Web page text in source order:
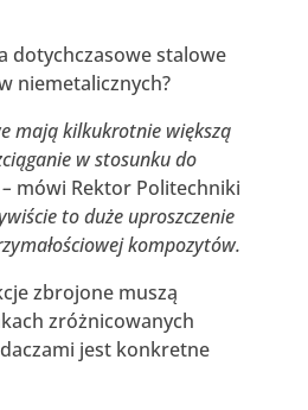
dotychczasowe stalowe
niemetalicznych?
mają kilkukrotnie większą
w stosunku do
mówi Rektor Politechniki
to duże uproszczenie
kompozytów.
zbrojone muszą
zróżnicowanych
jest konkretne